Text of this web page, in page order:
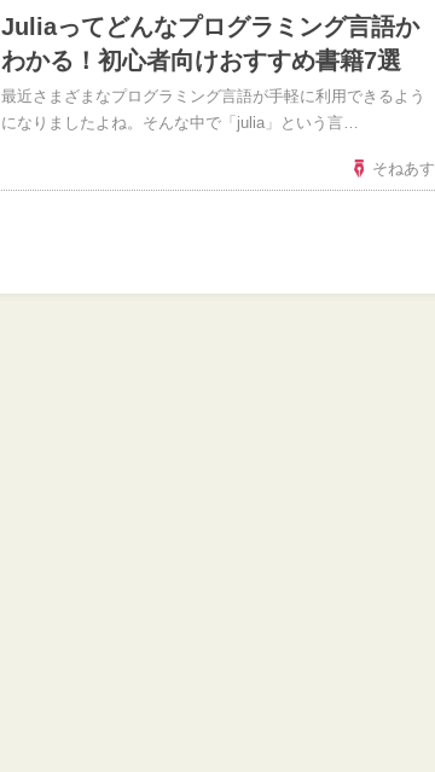
Juliaってどんなプログラミング言語か
わかる！初心者向けおすすめ書籍7選
最近さまざまなプログラミング言語が手軽に利用できるよう
になりましたよね。そんな中で「julia」という言…
そねあす